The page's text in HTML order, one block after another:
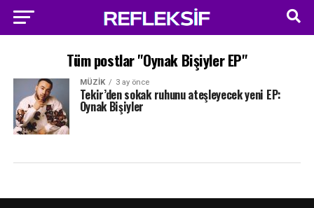
Tüm postlar "Oynak Bişiyler EP"
MÜZIK 3 ay önce
Tekir’den sokak ruhunu ateşleyecek yeni EP:
Oynak Bişiyler